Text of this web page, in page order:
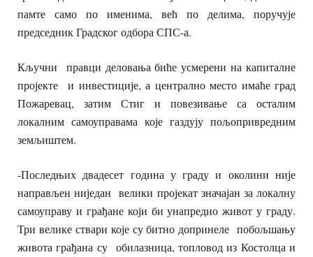
памте само по именима, већ по делима, поручује
председник Градског одбора СПС-а.
Кључни правци деловања биће усмерени на капиталне
пројекте и инвестиције, а централно место имаће град
Пожаревац, затим Стиг и повезивање са осталим
локалним самоуправама које газдују пољопривредним
земљиштем.
-Последњих двадесет година у граду и околини није
направљен ниједан велики пројекат значајан за локалну
самоуправу и грађане који би унапредио живот у граду.
Три велике ствари које су битно допринеле побољшању
живота грађана су обилазница, топловод из Костолца и